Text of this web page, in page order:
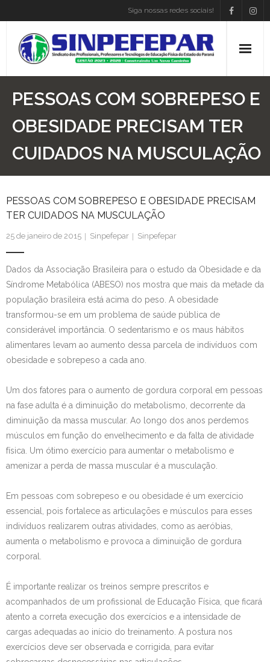
Siga nossas redes sociais!
Home
Institucional
Atos Presidência
Convenções
Associe-se
Empregos
Blog
PESSOAS COM SOBREPESO E
OBESIDADE PRECISAM TER
CUIDADOS NA MUSCULAÇÃO
PESSOAS COM SOBREPESO E OBESIDADE PRECISAM
TER CUIDADOS NA MUSCULAÇÃO
25 de janeiro de 2015 Sinpefepar Sinpefepar
Dados da Associação Brasileira para o estudo da Obesidade e da
Síndrome Metabólica (ABESO) nos mostra que mais da metade da
população brasileira está acima do peso. A obesidade
transformou-se em um problema de saúde pública de
considerável importância. O sedentarismo e os maus hábitos
alimentares levam ao aumento dessa parcela de indivíduos com
obesidade e sobrepeso a cada ano.
Um dos fatores para o aumento de gordura corporal em pessoas
na fase adulta é a diminuição do metabolismo, decorrente da
diminuição da massa muscular. Ao longo dos anos perdemos
músculos em função do envelhecimento e da falta de atividade
física. Um ótimo exercício para aumentar o metabolismo e
amenizar a perda de massa muscular é a musculação.
Em pessoas com sobrepeso e ou obesidade é um exercício
essencial, pois fortalece as articulações e músculos para esses
indivíduos realizarem outras atividades, como as aeróbias,
aumenta o metabolismo e provoca a diminuição de gordura
corporal.
É importante realizar os treinos sempre prescritos e
acompanhados de um profissional de Educação Física, que ficará
atento a correta execução dos exercícios e a intensidade de
cargas adequadas ao início do treinamento. A postura nos
exercícios deve ser observada e corrigida, para evitar